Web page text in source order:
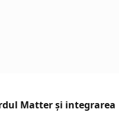
Matter și integrarea